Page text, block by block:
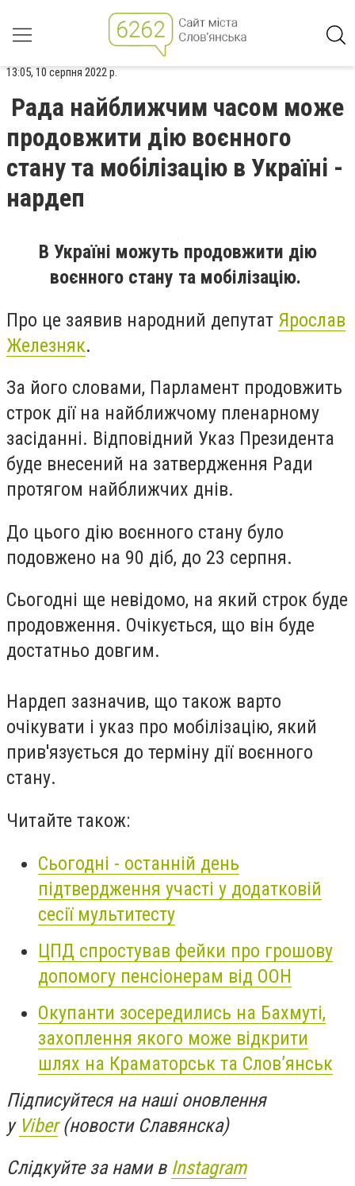
13:05, 10 серпня 2022 р.
Рада найближчим часом може
продовжити дію воєнного
стану та мобілізацію в Україні -
нардеп
В Україні можуть продовжити дію
воєнного стану та мобілізацію.
Про це заявив народний депутат Ярослав
Железняк.
За його словами, Парламент продовжить
строк дії на найближчому пленарному
засіданні. Відповідний Указ Президента
буде внесений на затвердження Ради
протягом найближчих днів.
До цього дію воєнного стану було
подовжено на 90 діб, до 23 серпня.
Сьогодні ще невідомо, на який строк буде
продовження. Очікується, що він буде
достатньо довгим.
Нардеп зазначив, що також варто
очікувати і указ про мобілізацію, який
прив'язується до терміну дії воєнного
стану.
Читайте також:
Сьогодні - останній день
підтвердження участі у додатковій
сесії мультитесту
ЦПД спростував фейки про грошову
допомогу пенсіонерам від ООН
Окупанти зосередились на Бахмуті,
захоплення якого може відкрити
шлях на Краматорськ та Слов’янськ
Підписуйтеся на наші оновлення
у Viber(новости Славянска)
Слідкуйте за нами в Instagram